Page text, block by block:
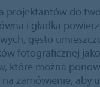
projektantów do
i gładka
gęsto
fotograficznej
które można
zamówienie, aby